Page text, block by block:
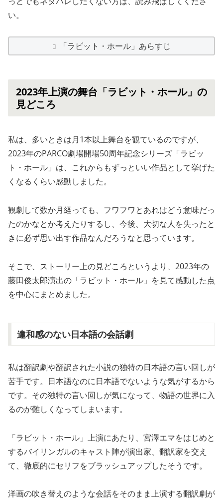
い。
「ラビット・ホール」あらすじ
2023年上演の舞台「ラビット・ホール」の
見どころ
私は、多いときは月1本以上舞台を観ているのですが、
2023年のPARCO劇場開場50周年記念シリーズ「ラビッ
ト・ホール」は、これからもずっといい作品として挙げた
くなるくらい感動しました。
観劇して数か月経っても、フワフワとあれはどう意味だっ
たのかなとか考えたりするし、今後、大切な人を失ったと
きに必ず思い出す作品なんだろうなと思っています。
そこで、ストーリー上の見どころというより、2023年の
藤田俊太郎演出の「ラビット・ホール」を見て感動した点
を中心にまとめました。
違和感のない日本語の会話劇
私は翻訳劇や翻訳された小説の独特の日本語の言い回しが
苦手です。日本語なのに日本語でないような気がするから
です。その独特の言い回しが気になって、物語の世界に入
るのが難しくなってしまいます。
「ラビット・ホール」上演にあたり、宮澤エマをはじめと
するバイリンガルのキャスト陣が演出家、翻訳家を交え
て、徹底的にセリフをブラッシュアップしたそうです。
洋画の吹き替えのような会話をそのまま上演する翻訳劇が